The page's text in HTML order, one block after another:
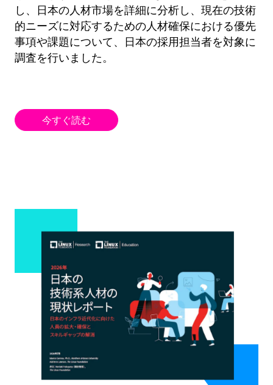
し、日本の人材市場を詳細に分析し、現在の技術
的ニーズに対応するための人材確保における優先
事項や課題について、日本の採用担当者を対象に
調査を行いました。
今すぐ読む